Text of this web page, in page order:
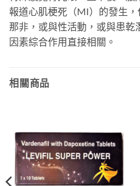
報道心肌梗死（MI）的發生
那非，或與性活動，或與患乾
因素綜合作用直接相關。
相關商品